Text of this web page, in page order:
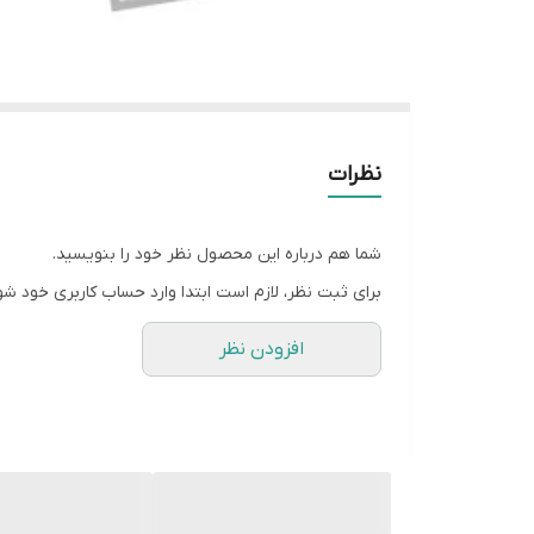
نظرات
شما هم درباره این محصول نظر خود را بنویسید.
برای ثبت نظر، لازم است ابتدا وارد حساب کاربری خود
افزودن نظر